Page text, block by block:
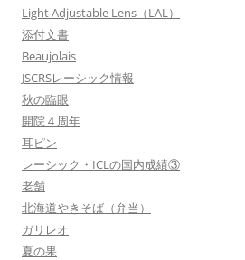
Light Adjustable Lens（LAL）
添付文書
Beaujolais
JSCRSレーシック情報
秋の臨眼
開院４周年
耳ピン
レーシック・ICLの国内成績③
老舗
北海道やきそば（弁当）
ガリレオ
夏の果